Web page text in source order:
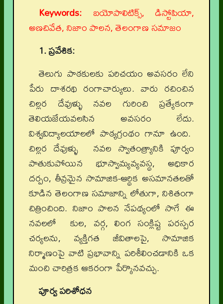
Keywords: బయోపాలిటిక్స్, డిస్టోపియా,
అణచివేత, నిజాం పాలన, తెలంగాణ సమాజం
1. ప్రవేశిక:
తెలుగు పాఠకులకు పరిచయం అవసరం లేని
పేరు దాశరథి రంగాచార్యులు. వారు రచించిన
చిల్లర దేవుళ్ళు నవల గురించి ప్రత్యేకంగా
తెలియజేయవలసిన అవసరం లేదు.
విశ్వవిద్యాలయాలలో పాఠ్యగ్రంథం గానూ ఉంది.
చిల్లర దేవుళ్ళు నవల స్వాతంత్ర్యానికి పూర్వం
పాతుకుపోయిన భూస్వామ్యవ్యవస్థ, అధికార
దర్పం, తీవ్రమైన సామాజిక-ఆర్థిక అసమానతలతో
కూడిన తెలంగాణ సమాజాన్ని లోతుగా, నిశితంగా
చిత్రించింది. నిజాం పాలన నేపథ్యంలో సాగే ఈ
నవలలో కుల, వర్గ, లింగ సంక్లిష్ట పరస్పర
చర్యలను, వ్యక్తిగత జీవితాలపై, సామాజిక
నిర్మాణంపై వాటి ప్రభావాన్ని పరిశీలించడానికి ఒక
మంచి చారిత్రక ఆకరంగా పేర్కొనవచ్చు.
పూర్వ పరిశోధన